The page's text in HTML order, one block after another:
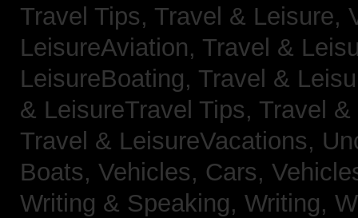
Travel Tips, Travel & Leisure,
LeisureAviation, Travel &
LeisureBoating, Travel &
& LeisureTravel Tips, Travel
Travel & LeisureVacations,
Boats, Vehicles, Cars,
Writing & Speaking, Writing,